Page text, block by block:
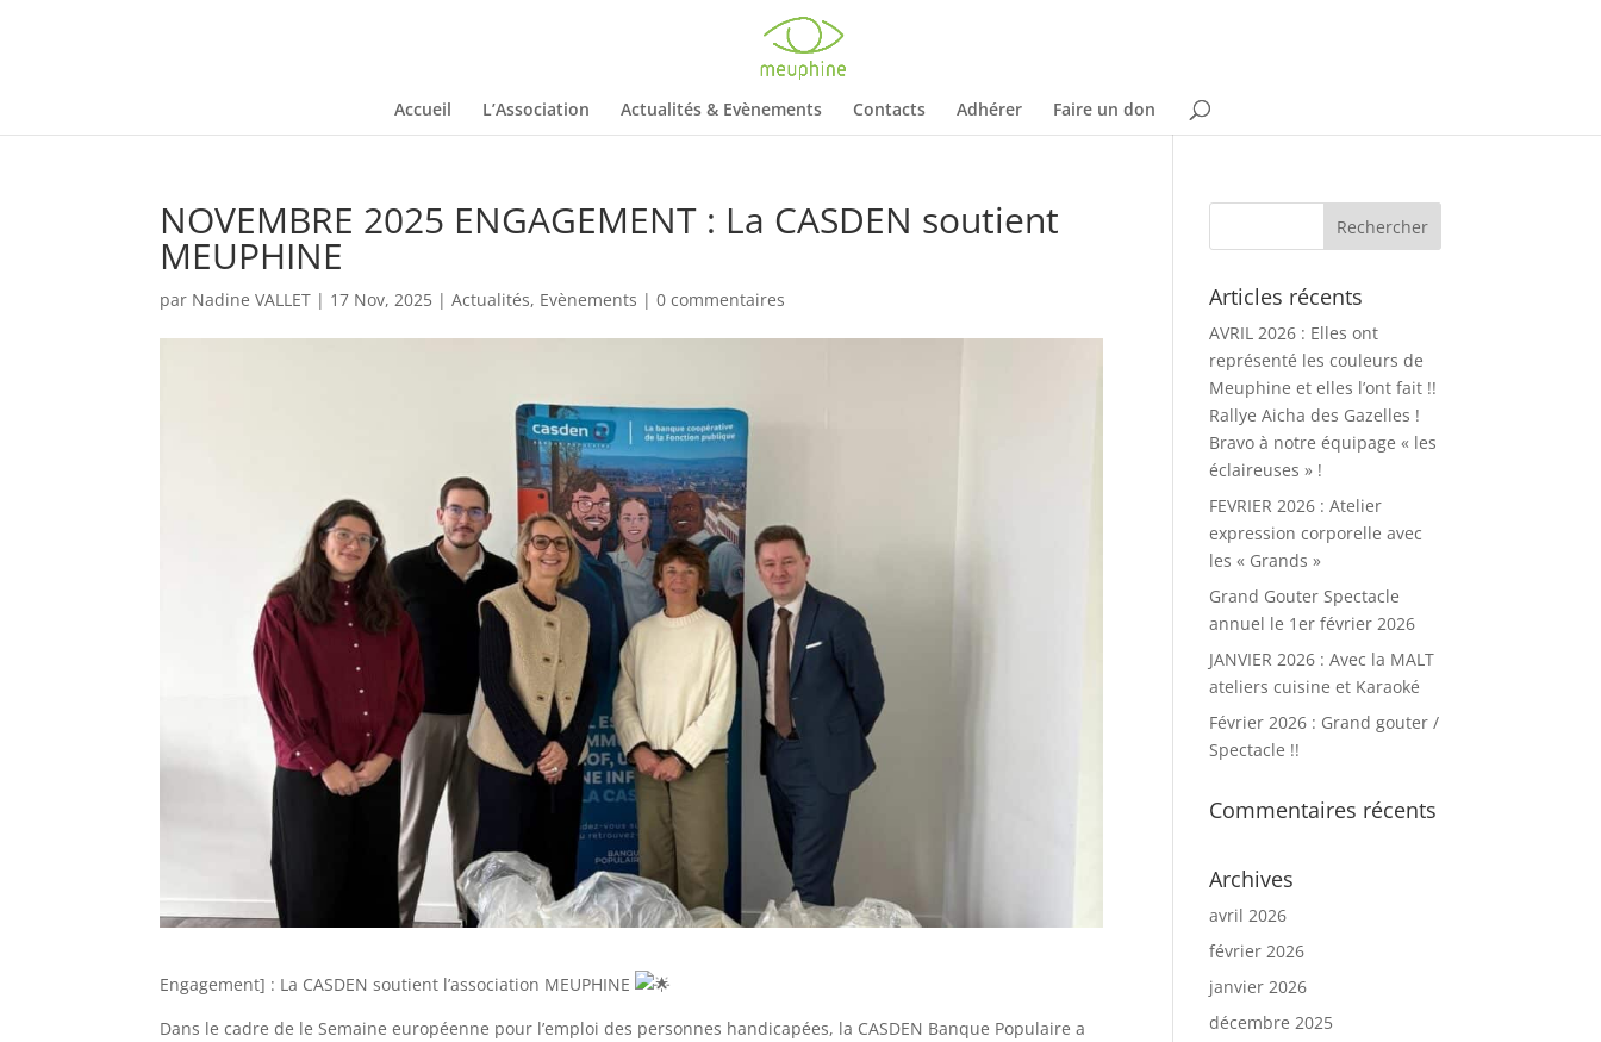
Accueil L’Association Actualités & Evènements Contacts Adhérer Faire un don
NOVEMBRE 2025 ENGAGEMENT : La CASDEN soutient
MEUPHINE
par Nadine VALLET | 17 Nov, 2025 |Actualités, Evènements |0 commentaires
Engagement] : La CASDEN soutient l’association MEUPHINE
Dans le cadre de le Semaine européenne pour l’emploi des personnes handicapées, la CASDEN Banque Populaire a
Articles récents
AVRIL 2026 : Elles ont
représenté les couleurs de
Meuphine et elles l’ont fait !!
Rallye Aicha des Gazelles !
Bravo à notre équipage « les
éclaireuses » !
FEVRIER 2026 : Atelier
expression corporelle avec
les « Grands »
Grand Gouter Spectacle
annuel le 1er février 2026
JANVIER 2026 : Avec la MALT
ateliers cuisine et Karaoké
Février 2026 : Grand gouter /
Spectacle !!
Commentaires récents
Archives
avril 2026
février 2026
janvier 2026
décembre 2025